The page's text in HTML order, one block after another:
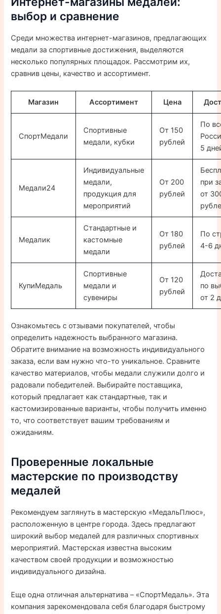
выбор и сравнение
Среди множества интернет-магазинов, предлагающих
медали за спортивные достижения, выделяются
несколько популярных площадок. Рассмотрим их,
сравнив цены, качество и ассортимент.
Магазин Ассортимент Цена
СпортМедали
Спортивные
медали, кубки
От 150
рублей
По
5
Медали24
Индивидуальные
медали,
продукция для
мероприятий
От 200
рублей
при
от
Медалик
Стандартные и
кастомные
медали
От 180
рублей
По
4-6
КупиМедаль
Спортивные
медали и
сувениры
От 120
рублей
по
от 2
Ознакомьтесь с отзывами покупателей, чтобы
определить надежность выбранного магазина.
Обратите внимание на возможность индивидуального
заказа, если вам нужно что-то уникальное. Сравните
качество материалов, чтобы медали служили долго и
радовали победителей. Выбирайте поставщика,
который предлагает как стандартные, так и
кастомизированные варианты, чтобы получить именно
то, что соответствует вашим требованиям и
ожиданиям.
Проверенные локальные
мастерские по производству
медалей
Рекомендуем заглянуть в мастерскую «МедальПлюс»,
расположенную в центре города. Здесь предлагают
широкий выбор медалей для различных спортивных
мероприятий. Мастерская известна высоким
качеством своей продукции и возможностью
индивидуального дизайна.
Еще одна отличная альтернатива – «СпортМедаль». Эта
компания зарекомендовала себя благодаря быстрому